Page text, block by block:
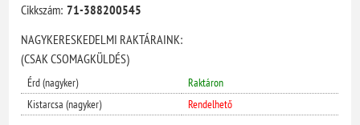
Cikkszám: 71-388200545
NAGYKERESKEDELMI RAKTÁRAINK:
(CSAK CSOMAGKÜLDÉS)
Érd (nagyker)
Raktáron
Kistarcsa (nagyker)
Rendelhető